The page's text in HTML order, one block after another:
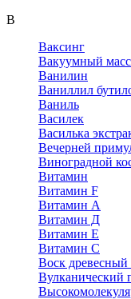
В
Ваксинг
Вакуумный
Ванилин
Ваниллил
Ваниль
Василек
Василька
Вечерней
Виноградной
Витамин
Витамин F
Витамин А
Витамин Д
Витамин Е
Витамин С
Воск древесный
Вулканический